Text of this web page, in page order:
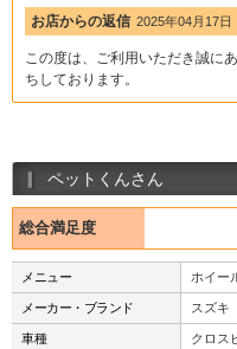
お店からの返信 2025年04月17日
この度は、ご利用いただき誠に
ちしております。
ペットくんさん
総合満足度
メニュー ホイー
メーカー・ブランド スズキ
車種 クロス